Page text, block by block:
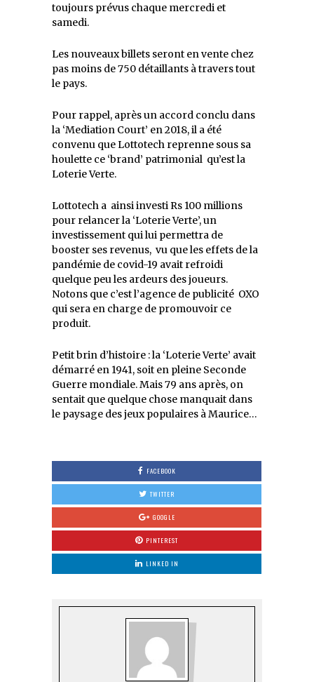
toujours prévus chaque mercredi et
samedi.
Les nouveaux billets seront en vente chez
pas moins de 750 détaillants à travers tout
le pays.
Pour rappel, après un accord conclu dans
la ‘Mediation Court’ en 2018, il a été
convenu queLottotech reprenne sous sa
houlette ce ‘brand’ patrimonial qu’est la
Loterie Verte.
Lottotech a ainsi investi Rs 100 millions
pour relancer la ‘Loterie Verte’, un
investissement qui lui permettra de
booster ses revenus, vu que les effets de la
pandémie de covid-19 avait refroidi
quelque peu les ardeurs des joueurs.
Notons que c’est l’agence de publicité OXO
qui sera en charge de promouvoir ce
produit.
Petit brin d’histoire : la ‘Loterie Verte’ avait
démarré en 1941, soit en pleine Seconde
Guerre mondiale. Mais 79 ans après, on
sentait que quelque chose manquait dans
le paysage des jeux populaires à Maurice…
FACEBOOK
TWITTER
GOOGLE
PINTEREST
LINKED IN